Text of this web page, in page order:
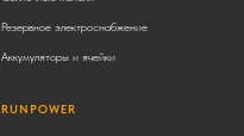
Резервное электроснабжение
Аккумуляторы и ячейки
RUNPOWER